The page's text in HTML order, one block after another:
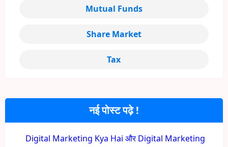
नई पोस्ट पढ़े !
Digital Marketing Kya Hai और Digital Marketing
Mutual Funds
Share Market
Tax